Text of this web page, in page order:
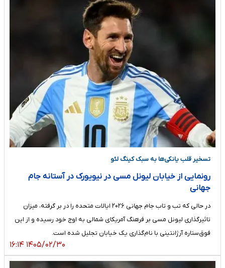
تسخیر قلب یانکی‌ها به سبک کینگ لئو
رونمایی از خیابان لیونل مسی در نیویورک در آستانه جام
جهانی
در حالی که تب و تاب جام جهانی ۲۰۲۶ ایالات متحده را در بر گرفته، میزان
تاثیرگذاری لیونل مسی بر فرهنگ آمریکای شمالی به اوج خود رسیده و از این
فوق‌ستاره آرژانتینی با نام‌گذاری یک خیابان تجلیل شده است.
۱۴۰۵/۰۲/۳۰ ۱۶:۱۴